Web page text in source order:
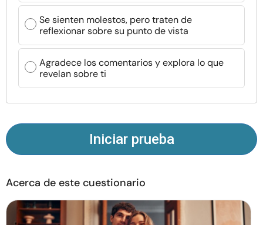
Recursos
Comunidad
Encuentra un terapeuta
Sobre nosotros Contáctanos Escríbenos
Publicidad con
Se sienten molestos, pero traten de
reflexionar sobre su punto de vista
Agradece los comentarios y explora lo que
revelan sobre ti
Iniciar prueba
Acerca de este cuestionario